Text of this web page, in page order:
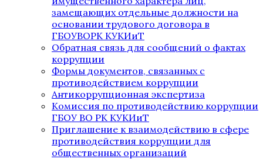
замещающих отдельные должности на
основании трудового договора в
ГБОУВОРК КУКИиТ
Обратная связь для сообщений о фактах
коррупции
Формы документов, связанных с
противодействием коррупции
Антикоррупционная экспертиза
Комиссия по противодействию коррупции
ГБОУ ВО РК КУКИиТ
Приглашение к взаимодействию в сфере
противодействия коррупции для
общественных организаций